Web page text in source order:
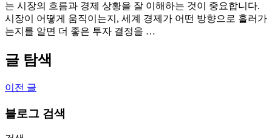
는 시장의 흐름과 경제 상황을 잘 이해하는 것이 중요합니다.
시장이 어떻게 움직이는지, 세계 경제가 어떤 방향으로 흘러가
는지를 알면 더 좋은 투자 결정을 …
글 탐색
이전 글
블로그 검색